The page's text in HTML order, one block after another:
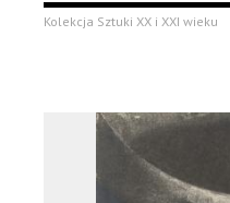
Kolekcja Sztuki XX i XXI wieku